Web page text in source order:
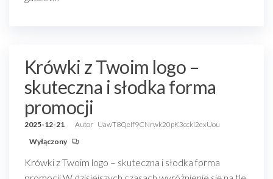
Krówki z Twoim logo –
skuteczna i słodka forma
promocji
2025-12-21 Autor UawT8QeIf9CNrwk20pK3ccki2exUou
Wyłączony
Krówki z Twoim logo – skuteczna i słodka forma